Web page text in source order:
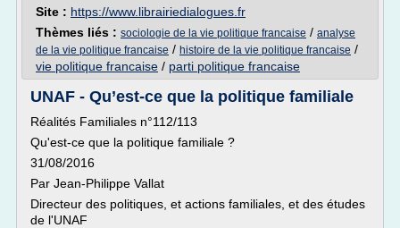
Site : https://www.librairiedialogues.fr
Thèmes liés : sociologie de la vie politique francaise / analyse
de la vie politique francaise / histoire de la vie politique francaise /
vie politique francaise / parti politique francaise
UNAF - Qu’est-ce que la politique familiale
Réalités Familiales n°112/113
Qu'est-ce que la politique familiale ?
31/08/2016
Par Jean-Philippe Vallat
Directeur des politiques, et actions familiales, et des études
de l'UNAF